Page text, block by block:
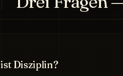
Disziplin?